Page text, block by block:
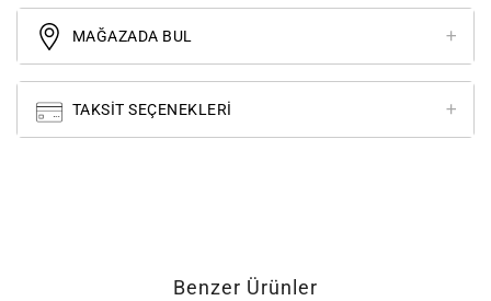
MAĞAZADA BUL
TAKSIT SEÇENEKLERI
Benzer Ürünler